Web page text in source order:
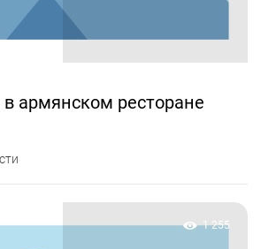
армянском ресторане
1 255